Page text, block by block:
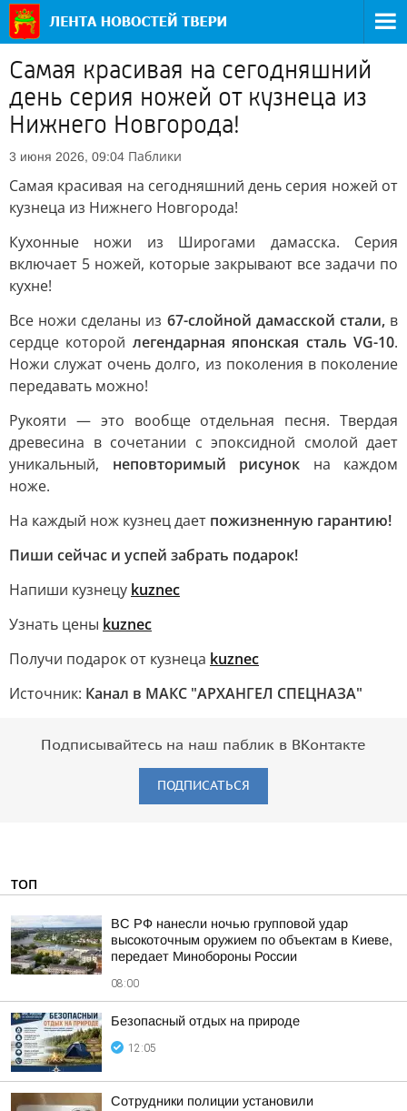
Самая красивая на сегодняшний
день серия ножей от кузнеца из
Нижнего Новгорода!
3 июня 2026, 09:04 Паблики
Самая красивая на сегодняшний день серия ножей от
кузнеца из Нижнего Новгорода!
Кухонные ножи из Широгами дамасска. Серия
включает 5 ножей, которые закрывают все задачи по
кухне!
Все ножи сделаны из 67-слойной дамасской стали,в
сердце которой легендарная японская сталь VG-10.
Ножи служат очень долго, из поколения в поколение
передавать можно!
Рукояти — это вообще отдельная песня. Твердая
древесина в сочетании с эпоксидной смолой дает
уникальный, неповторимый рисунок на каждом
ноже.
На каждый нож кузнец дает пожизненную гарантию!
Пиши сейчас и успей забрать подарок!
Напиши кузнецу kuznec
Узнать цены kuznec
Получи подарок от кузнеца kuznec
Источник: Канал в МАКС "АРХАНГЕЛ СПЕЦНАЗА"
Подписывайтесь на наш паблик в ВКонтакте
ПОДПИСАТЬСЯ
ТОП
ВС РФ нанесли ночью групповой удар
высокоточным оружием по объектам в Киеве,
передает Минобороны России
08:00
Безопасный отдых на природе
12:05
Сотрудники полиции установили